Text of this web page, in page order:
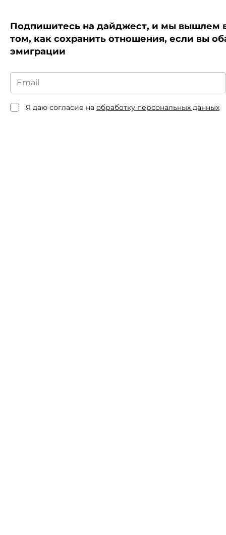
Подпишитесь на дайджест, и мы вышлем
том, как сохранить отношения, если вы
эмиграции
Я даю согласие на обработку персональных данных